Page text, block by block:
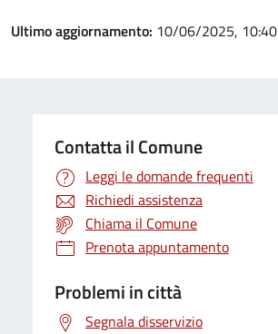
Ultimo aggiornamento: 10/06/2025, 10:40
Contatta il Comune
Leggi le domande frequenti
Richiedi assistenza
Chiama il Comune
Prenota appuntamento
Problemi in città
Segnala disservizio